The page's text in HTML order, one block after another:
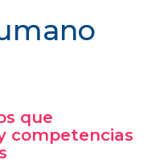
que
competencias